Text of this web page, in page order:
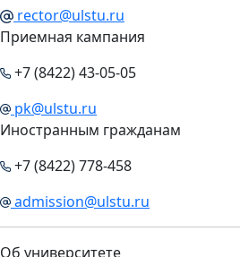
rector@ulstu.ru
Приемная кампания
+7 (8422) 43-05-05
pk@ulstu.ru
Иностранным гражданам
+7 (8422) 778-458
admission@ulstu.ru
Об университете